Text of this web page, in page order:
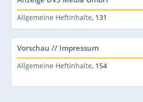
Allgemeine Heftinhalte, 131
Vorschau // Impressum
Allgemeine Heftinhalte, 154